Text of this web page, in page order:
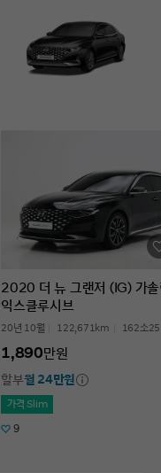
2020 더 뉴 그랜저 (IG) 가
익스클루시브
20년 10월 122,671km 162소
1,890만원
할부월 24만원
가격 Slim
9